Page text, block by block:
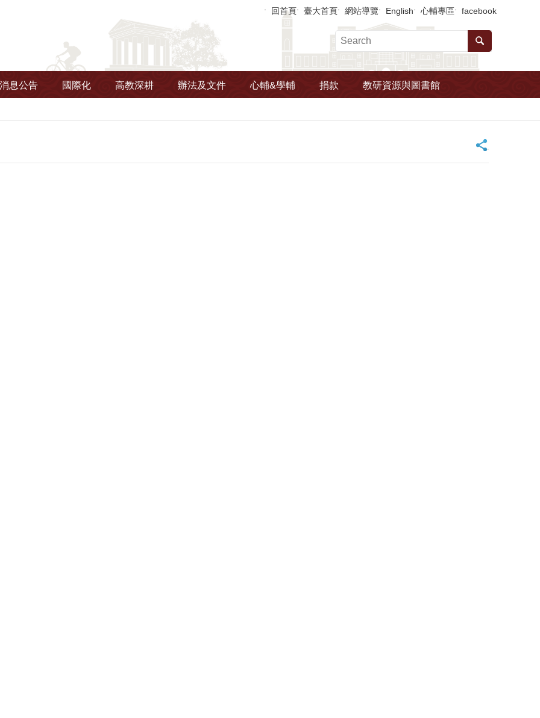
回首頁 臺大首頁 網站導覽 English 心輔專區 facebook
息公告 國際化 高教深耕 辦法及文件 心輔&學輔 捐款 教研資源與圖書館
_